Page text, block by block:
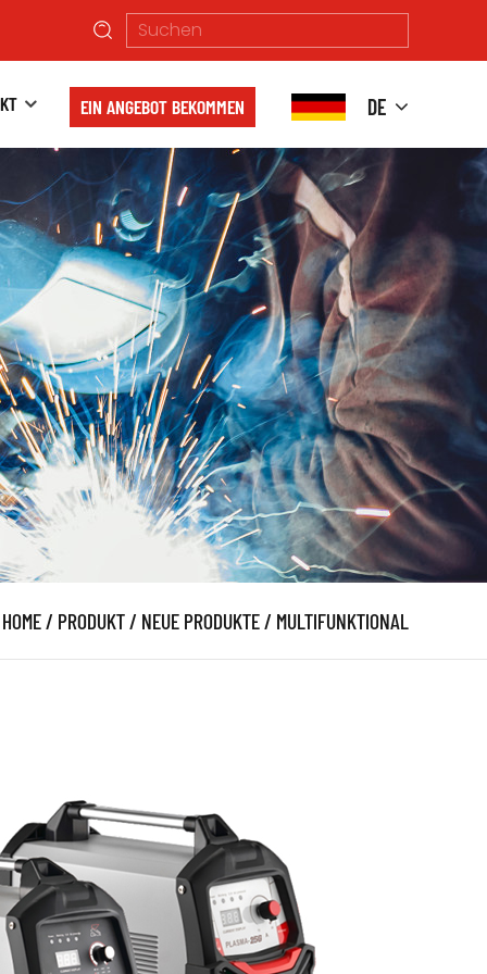
EIN ANGEBOT BEKOMMEN DE
HOME/ PRODUKT/ NEUE PRODUKTE/ MULTIFUNKTIONAL